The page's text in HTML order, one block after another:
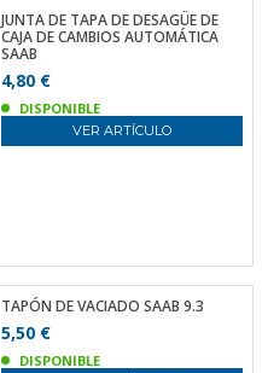
JUNTA DE TAPA DE DESAGÜE DE
CAJA DE CAMBIOS AUTOMÁTICA
SAAB
4,80 €
DISPONIBLE
VER ARTÍCULO
TAPÓN DE VACIADO SAAB 9.3
5,50 €
DISPONIBLE